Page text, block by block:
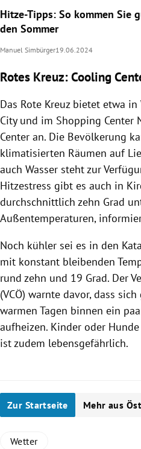
Hitze-Tipps: So kommen Sie
den Sommer
Manuel Simbürger19.06.2024
Rotes Kreuz: Cooling
Das Rote Kreuz bietet etwa
City und im Shopping Center
Center an. Die Bevölkerung
klimatisierten Räumen auf
auch Wasser steht zur
Hitzestress gibt es auch in
durchschnittlich zehn Grad
Außentemperaturen,
Noch kühler sei es in den
mit konstant bleibenden
rund zehn und 19 Grad. Der
(VCÖ) warnte davor, dass
warmen Tagen binnen ein
aufheizen. Kinder oder
ist zudem lebensgefährlich.
Zur Startseite Mehr aus
Wetter